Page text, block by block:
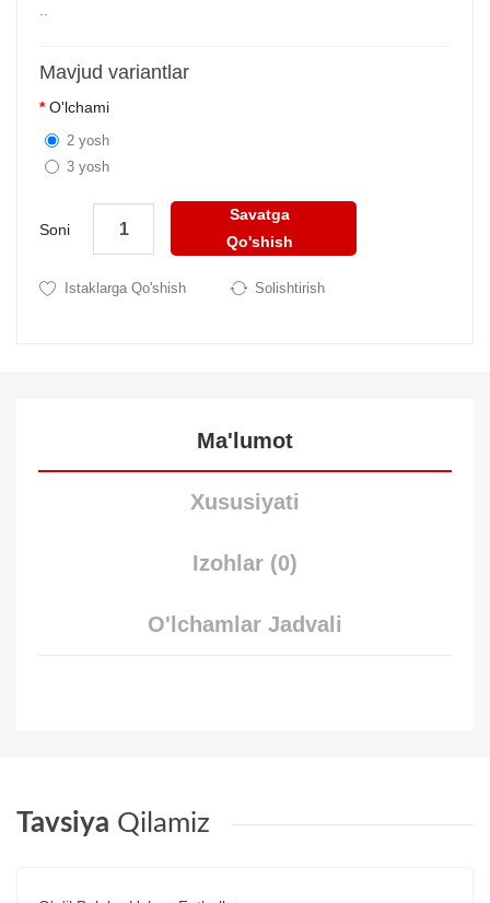
..
Mavjud variantlar
O'lchami
2 yosh
3 yosh
Soni
Savatga
Qo'shish
Istaklarga Qo'shish Solishtirish
Ma'lumot
Xususiyati
Izohlar (0)
O'lchamlar Jadvali
Tavsiya Qilamiz